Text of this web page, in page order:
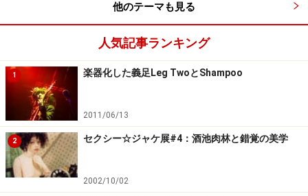
他のテーマも見る
人気記事ランキング
1 楽器化した義足Leg TwoとShampoo
2011/06/13
2 セクシー☆ジャケ展#4：酒池肉林と錯覚の美学
2002/10/02